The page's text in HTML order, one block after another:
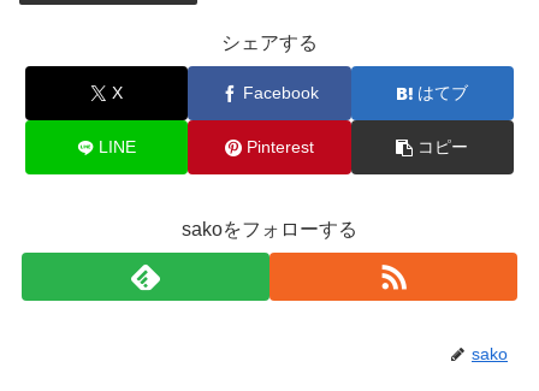
シェアする
X Facebook はてブ
LINE Pinterest コピー
sakoをフォローする
sako